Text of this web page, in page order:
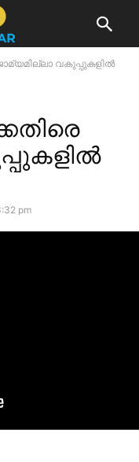
വകുപ്പുകളിൽ
pm